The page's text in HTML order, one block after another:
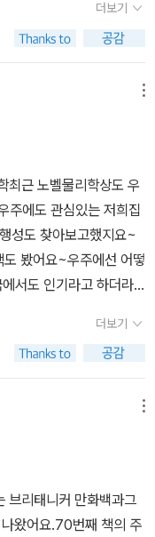
국가적으로 진행하고있
위성 스푸트니크 1호 발
있습니다.이렇게 유명
니커 나사와 첨단 우주
한기대를 높여주고 있
에게 지식을 알려주고
이이런 이상적인 모습
서로 경쟁하게 되었던
는기관의 역사적인 이야
는지, 우주 과학에 관한
브리태니커 나사와 첨단
아이 모습을앞으로도
력은브리태니커 나사와
갈 수 있을 것 같습니다.
아닐까 싶습니다. 선물같
갑습니다.
연 무사히 우주로 나갈
모습일까? 아이들이 궁
나씩 짚어보는브리태니
카..처음 달에 발을 내딛
역사 이야기도 듣는 건
설립되었는지..어떤 활
문한 만화 속 주인공들
서끝까지 읽을 수 밖에
자마자 읽기 시작...어느
도움이 되니까 넘 좋다
지..안 읽는 백과사전이
는브리태니커 만화백과
과학이 걸어온 도전의 역
와 첨단 우주과학을 통
는 시간..책 읽는 재미도
책을 만나고 싶다면브
더보기
최근 노벨물리학상도 우
주에도 관심있는 저희집
성도 찾아보고했지요~
봤어요~우주에선 어떻
서도 인기라고 하더라
탄탄하고 구성이 넘 좋아
인것 같아요
더보기
리태니커 만화백과그
왔어요.70번째 책의 주